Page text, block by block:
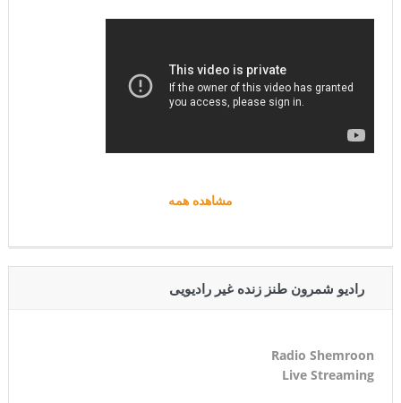
مشاهده همه
رادیو شمرون طنز زنده غیر رادیویی
Radio Shemroon
Live Streaming